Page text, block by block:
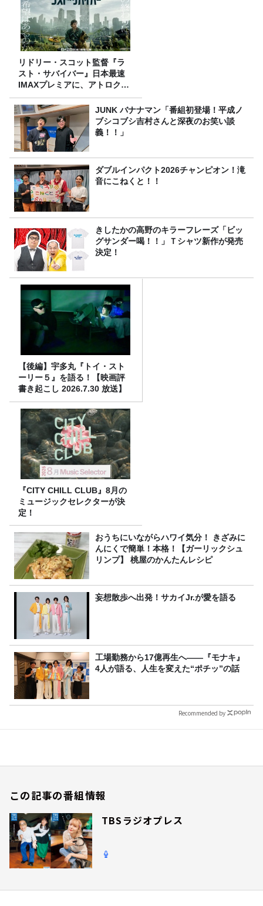
リドリー・スコット監督『ラ
スト・サバイバー』日本最速
IMAXプレミアに、アトロクリ
スナー60名をご招待！
JUNK バナナマン「番組初登場！平成ノ
ブシコブシ吉村さんと深夜のお笑い談
義！！」
ダブルインパクト2026チャンピオン！滝
音にこねくと！！
きしたかの高野のキラーフレーズ「ビッ
グサンダー喝！！」Ｔシャツ新作が発売
決定！
【後編】宇多丸『トイ・スト
ーリー５』を語る！【映画評
書き起こし 2026.7.30 放送】
『CITY CHILL CLUB』8月の
ミュージックセレクターが決
定！
おうちにいながらハワイ気分！ きざみに
んにくで簡単！本格！【ガーリックシュ
リンプ】 桃屋のかんたんレシピ
妄想散歩へ出発！サカイJr.が愛を語る
工場勤務から17億再生へ——『モナキ』
4人が語る、人生を変えた“ポチッ”の話
Recommended by
この記事の番組情報
TBSラジオプレス